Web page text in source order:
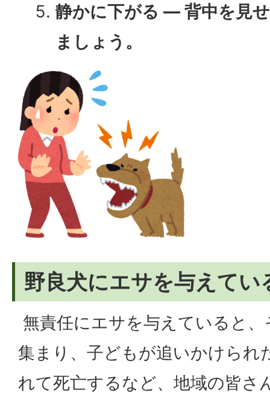
静かに下がる ― 背中を見
ましょう。
野良犬にエサを与えてい
無責任にエサを与えていると
集まり、子どもが追いかけられ
れて死亡するなど、地域の皆さ